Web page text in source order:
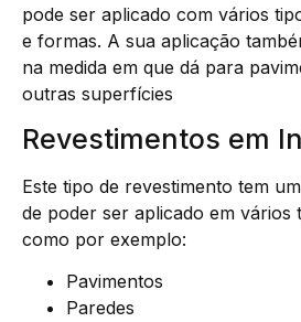
pode ser aplicado com vários
e formas. A sua aplicação
na medida em que dá para
outras superfícies
Revestimentos em
Este tipo de revestimento tem
de poder ser aplicado em vários
como por exemplo:
Pavimentos
Paredes